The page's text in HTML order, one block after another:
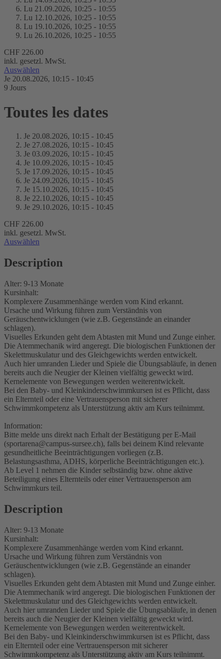
Lu 21.09.2026, 10:25 - 10:55
Lu 12.10.2026, 10:25 - 10:55
Lu 19.10.2026, 10:25 - 10:55
Lu 26.10.2026, 10:25 - 10:55
CHF 226.00
inkl. gesetzl. MwSt.
Auswählen
Je 20.08.2026, 10:15 - 10:45
9 Jours
Toutes les dates
Je 20.08.2026, 10:15 - 10:45
Je 27.08.2026, 10:15 - 10:45
Je 03.09.2026, 10:15 - 10:45
Je 10.09.2026, 10:15 - 10:45
Je 17.09.2026, 10:15 - 10:45
Je 24.09.2026, 10:15 - 10:45
Je 15.10.2026, 10:15 - 10:45
Je 22.10.2026, 10:15 - 10:45
Je 29.10.2026, 10:15 - 10:45
CHF 226.00
inkl. gesetzl. MwSt.
Auswählen
Description
Alter: 9-13 Monate
Kursinhalt:
Komplexere Zusammenhänge werden vom Kind erkannt.
Ursache und Wirkung führen zum Verständnis von
Geräuschentwicklungen (wie z.B. Gegenstände an einander
schlagen).
Visuelles Erkunden geht dem Abtasten mit Mund und Zunge einher.
Die Atemmechanik wird angeregt. Die biologischen Funktionen der
Skelettmuskulatur und des Gleichgewichts werden entwickelt.
Auch hier umranden Lieder und Spiele die Übungsabläufe, in denen
bereits auch die Neugier der Kleinen vielfältig geweckt wird.
Kernelemente von Bewegungen werden weiterentwickelt.
Bei den Baby- und Kleinkinderschwimmkursen ist es Pflicht, dass
ein Elternteil oder eine Vertrauensperson mit sicherer
Schwimmkompetenz als Unterstützung aktiv am Kurs teilnimmt.
Information:
Bitte melde uns direkt nach Erhalt der Bestätigung per E-Mail
(sportarena@campus-sursee.ch), falls bei deinem Kind relevante
gesundheitliche Beeinträchtigungen vorliegen (z.B.
Belastungsasthma, ADHS, körperliche Beeinträchtigungen etc.).
Ab Level 1 nehmen die Kinder selbständig bzw. ohne aktive
Beteiligung eines Elternteils oder einer Vertrauensperson am
Schwimmkurs teil.
Description
Alter: 9-13 Monate
Kursinhalt:
Komplexere Zusammenhänge werden vom Kind erkannt.
Ursache und Wirkung führen zum Verständnis von
Geräuschentwicklungen (wie z.B. Gegenstände an einander
schlagen).
Visuelles Erkunden geht dem Abtasten mit Mund und Zunge einher.
Die Atemmechanik wird angeregt. Die biologischen Funktionen der
Skelettmuskulatur und des Gleichgewichts werden entwickelt.
Auch hier umranden Lieder und Spiele die Übungsabläufe, in denen
bereits auch die Neugier der Kleinen vielfältig geweckt wird.
Kernelemente von Bewegungen werden weiterentwickelt.
Bei den Baby- und Kleinkinderschwimmkursen ist es Pflicht, dass
ein Elternteil oder eine Vertrauensperson mit sicherer
Schwimmkompetenz als Unterstützung aktiv am Kurs teilnimmt.